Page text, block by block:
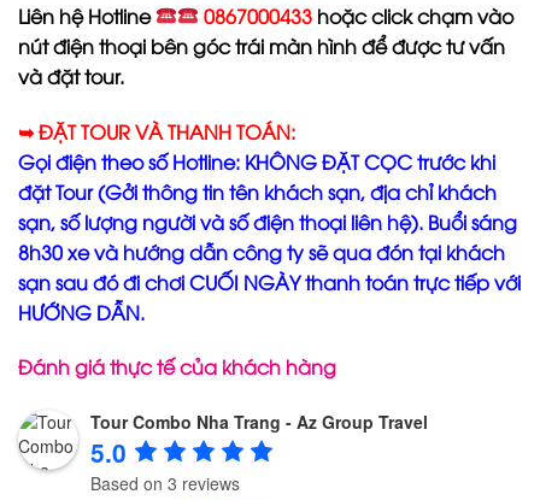
Liên hệ Hotline 0867000433 hoặc click chạm vào
nút điện thoại bên góc trái màn hình để được tư vấn
và đặt tour.
➥ ĐẶT TOUR VÀ THANH TOÁN:
Gọi điện theo số Hotline: KHÔNG ĐẶT CỌC trước khi
đặt Tour (Gởi thông tin tên khách sạn, địa chỉ khách
sạn, số lượng người và số điện thoại liên hệ). Buổi sáng
8h30 xe và hướng dẫn công ty sẽ qua đón tại khách
sạn sau đó đi chơi CUỐI NGÀY thanh toán trực tiếp với
HƯỚNG DẪN.
Đánh giá thực tế của khách hàng
Tour Combo Nha Trang - Az Group Travel
5.0
Based on 3 reviews